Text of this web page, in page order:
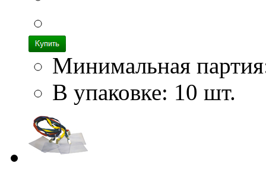
Минимальная
В упаковке: 10 шт.